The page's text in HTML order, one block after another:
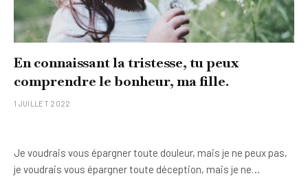
En connaissant la tristesse, tu peux
comprendre le bonheur, ma fille.
1 JUILLET 2022
Je voudrais vous épargner toute douleur, mais je ne peux pas,
je voudrais vous épargner toute déception, mais je ne…